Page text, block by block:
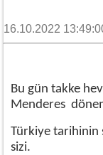
16.10.2022
Bu gün takke
Menderes
Türkiye tarihinin
sizi.